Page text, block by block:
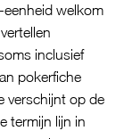
welkom
inclusief
pokerfiche
verschijnt op de
termijn lijn in